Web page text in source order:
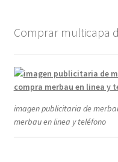
Comprar multicapa
imagen publicitaria de
merbau en linea y teléfono